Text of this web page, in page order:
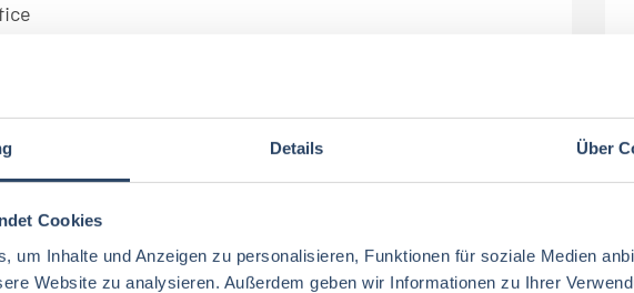
Details Über
Cookies
um Inhalte und Anzeigen zu personalisieren, Funktionen für soziale Medien
Website zu analysieren. Außerdem geben wir Informationen zu Ihrer
zur Übernahme von Verantwortung
sowie eine zuverlässige und selbstständige
€ brutto
Arbeitsplatz in internationalem Umfeld
und regelmäßige große und kleinere Mitarbeitenden-